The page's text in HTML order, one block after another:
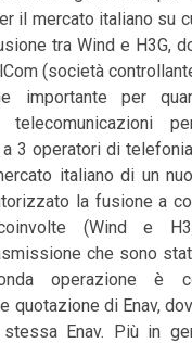
il mercato italiano su
tra Wind e H3G,
(società
importante per
telecomunicazioni
3 operatori di
italiano di un
la fusione a
(Wind e
che sono
operazione è
quotazione di Enav,
Enav. Più in